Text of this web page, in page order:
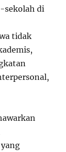
sekolah di
tidak